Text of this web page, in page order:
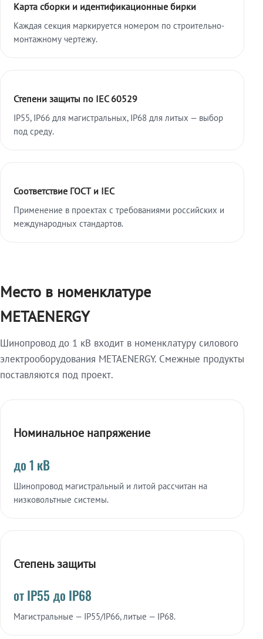
Карта сборки и идентификационные бирки
Каждая секция маркируется номером по строительно-
монтажному чертежу.
Степени защиты по IEC 60529
IP55, IP66 для магистральных, IP68 для литых — выбор
под среду.
Соответствие ГОСТ и IEC
Применение в проектах с требованиями российских и
международных стандартов.
Место в номенклатуре
METAENERGY
Шинопровод до 1 кВ входит в номенклатуру силового
электрооборудования METAENERGY. Смежные продукты
поставляются под проект.
Номинальное напряжение
до 1 кВ
Шинопровод магистральный и литой рассчитан на
низковольтные системы.
Степень защиты
от IP55 до IP68
Магистральные — IP55/IP66, литые — IP68.